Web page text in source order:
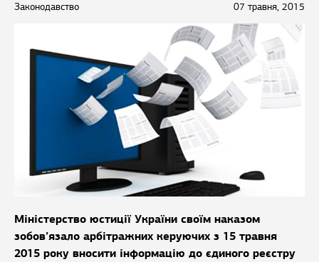
07 травня, 2015
Законодавство
Міністерство юстиції України своїм наказом
зобов’язало арбітражних керуючих з 15 травня
2015 року вносити інформацію до єдиного реєстру